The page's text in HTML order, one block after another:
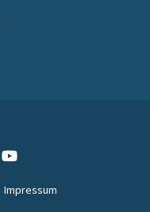
Impressum